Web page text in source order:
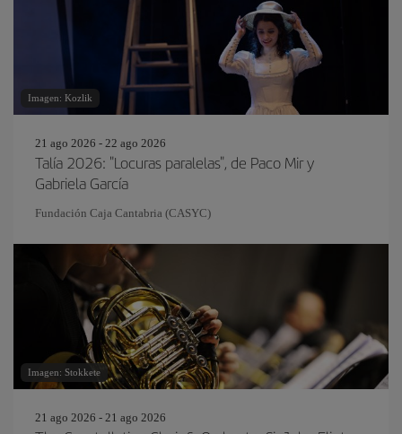
Imagen: Kozlik
21 ago 2026 - 22 ago 2026
Talía 2026: "Locuras paralelas", de Paco Mir y
Gabriela García
Fundación Caja Cantabria (CASYC)
Imagen: Stokkete
21 ago 2026 - 21 ago 2026